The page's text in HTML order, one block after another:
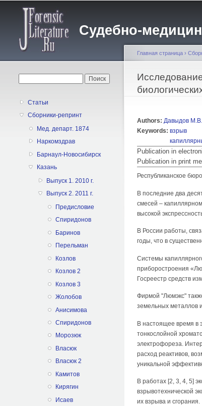
Судебно-
Статьи
Сборники-репринт
Мед. департ. 1874
Наркомздрав
Барнаул-Новосибирск
Казань
Выпуск 1. 2010 г.
Выпуск 2. 2011 г.
Предисловие
Спиридонов
Баринов
Перельман
Козлов
Козлов 2
Козлов 3
Жолобов
Анисимова
Спиридонов
Морозюк
Власюк
Власюк 2
Камитов
Кирягин
Исаев
Вы здесь
Главная страница ›
Authors: Давыдов М.В.
Keywords: взрыв
Publication in
Publication in print
Республиканское
В последние два
смесей –
высокой
В России работы,
годы, что в
Системы
приборостроения
Госреестр средств
Фирмой "Люмэкс"
земельных металлов
В настоящее время в
тонкослойной
электрофореза.
расход реактивов,
уникальной
В работах [2, 3, 4, 5]
взрывотехнической
их взрыва и сгорания.